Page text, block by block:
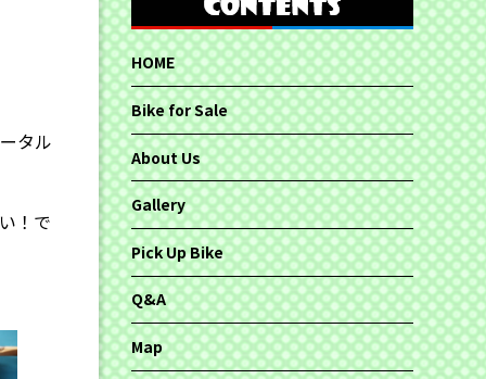
タル
！で
HOME
Bike for Sale
About Us
Gallery
Pick Up Bike
Q&A
Map